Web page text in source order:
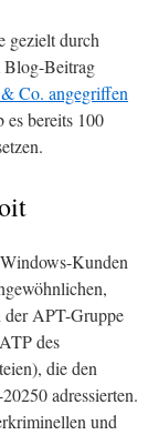
gezielt durch
Blog-Beitrag
Co. angegriffen
es bereits 100
Kunden
der APT-Gruppe
des
die den
adressierten.
und